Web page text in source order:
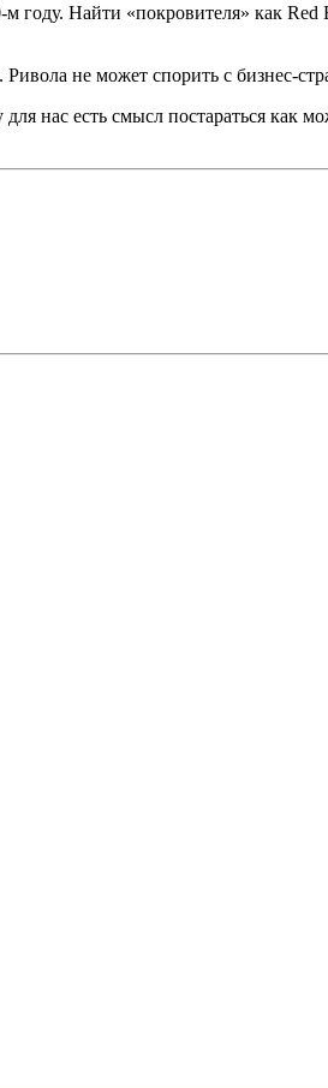
году. Найти «покровителя» как
не может спорить с бизнес-
нас есть смысл постараться